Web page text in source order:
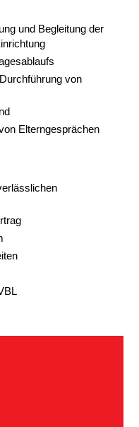
und Begleitung der
von
Elterngesprächen